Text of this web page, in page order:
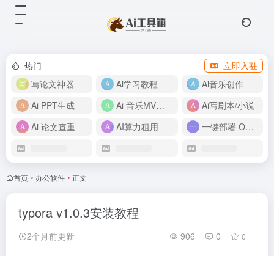
热门
立即入驻
写论文神器
Ai学习教程
Ai音乐创作
Ai PPT生成
Ai 音乐MV制作
Ai写剧本/小说
Ai 论文查重
AI算力租用 一键部署 OpenClaw
首页 • 办公软件 • 正文
typora v1.0.3安装教程
2个月前更新 906 0 0